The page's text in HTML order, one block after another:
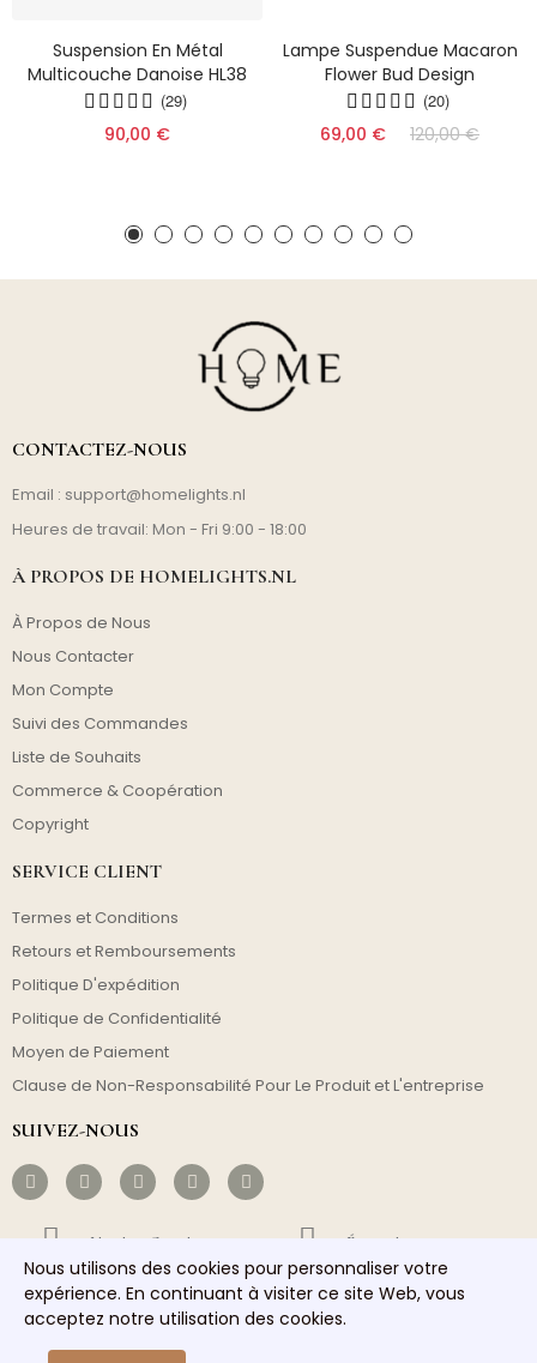
Suspension En Métal
Multicouche Danoise HL38
(29)
90,00 €
Lampe Suspendue Macaron
Flower Bud Design
(20)
69,00 € 120,00 €
CONTACTEZ-NOUS
Email : support@homelights.nl
Heures de travail: Mon - Fri 9:00 - 18:00
À PROPOS DE HOMELIGHTS.NL
À Propos de Nous
Nous Contacter
Mon Compte
Suivi des Commandes
Liste de Souhaits
Commerce & Coopération
Copyright
SERVICE CLIENT
Termes et Conditions
Retours et Remboursements
Politique D'expédition
Politique de Confidentialité
Moyen de Paiement
Clause de Non-Responsabilité Pour Le Produit et L'entreprise
SUIVEZ-NOUS
Livraison Gratuite Économique
Envoi Rapide Service Responsable
Nous utilisons des cookies pour personnaliser votre
expérience. En continuant à visiter ce site Web, vous
acceptez notre utilisation des cookies.